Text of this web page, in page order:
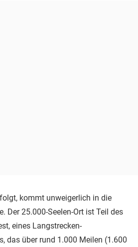
kommt unweigerlich in die
Der 25.000-Seelen-Ort ist Teil des
eines Langstrecken-
das über rund 1.000 Meilen (1.600